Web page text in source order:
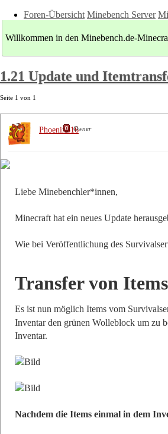
Foren-Übersicht Minebench Server
Willkommen in den Minebench.de-
1.21 Update und
Seite 1 von 1
Liebe Minebenchler*innen,
Minecraft hat ein neues Update
Wie bei Veröffentlichung des
Transfer von
Es ist nun möglich Items vom
Inventar den grünen Wolleblock um zu
Inventar.
Nachdem die Items einmal in dem
Phoenix616Owner